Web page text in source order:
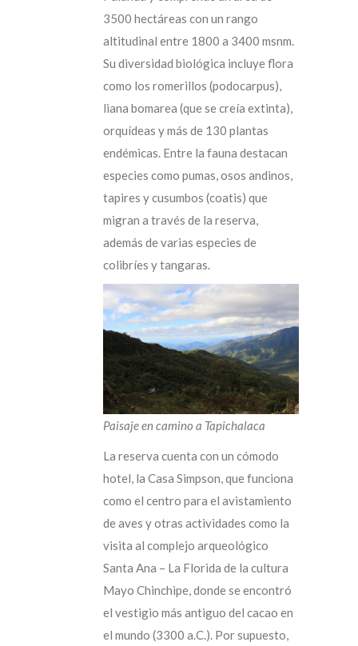
3500 hectáreas con un rango
altitudinal entre 1800 a 3400 msnm.
Su diversidad biológica incluye flora
como los romerillos (podocarpus),
liana bomarea (que se creía extinta),
orquídeas y más de 130 plantas
endémicas. Entre la fauna destacan
especies como pumas, osos andinos,
tapires y cusumbos (coatis) que
migran a través de la reserva,
además de varias especies de
colibríes y tangaras.
Paisaje en camino a Tapichalaca
La reserva cuenta con un cómodo
hotel, la Casa Simpson, que funciona
como el centro para el avistamiento
de aves y otras actividades como la
visita al complejo arqueológico
Santa Ana – La Florida de la cultura
Mayo Chinchipe, donde se encontró
el vestigio más antiguo del cacao en
el mundo (3300 a.C.). Por supuesto,